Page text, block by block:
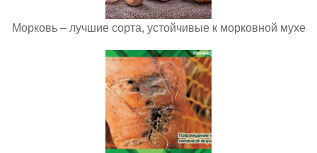
Морковь – лучшие сорта, устойчивые к морковной мухе